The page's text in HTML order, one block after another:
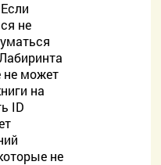
не
не может
на
ID
не